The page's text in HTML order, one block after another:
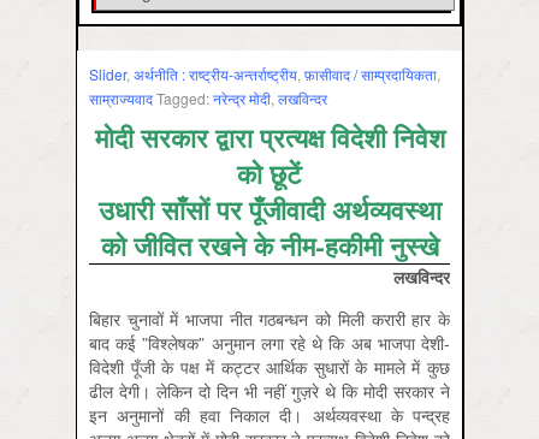
Slider, अर्थनीति : राष्‍ट्रीय-अन्‍तर्राष्‍ट्रीय, फ़ासीवाद / साम्‍प्रदायिकता,
साम्राज्‍यवादTagged:नरेन्‍द्र मोदी, लखविन्‍दर
मोदी सरकार द्वारा प्रत्यक्ष विदेशी निवेश
को छूटें
उधारी साँसों पर पूँजीवादी अर्थव्यवस्था
को जीवित रखने के नीम-हकीमी नुस्खे
लखविन्‍दर
बिहार चुनावों में भाजपा नीत गठबन्धन को मिली करारी हार के
बाद कई ”विश्लेषक” अनुमान लगा रहे थे कि अब भाजपा देशी-
विदेशी पूँजी के पक्ष में कट्टर आर्थिक सुधारों के मामले में कुछ
ढील देगी। लेकिन दो दिन भी नहीं गुज़रे थे कि मोदी सरकार ने
इन अनुमानों की हवा निकाल दी। अर्थव्यवस्था के पन्द्रह